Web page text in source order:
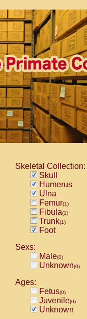
Skeletal Collection:
Skull
Humerus
Ulna
Femur(1)
Fibula(1)
Trunk(1)
Foot
Sexs:
Male(0)
Unknown(0)
Ages:
Fetus(0)
Juvenile(0)
Unknown